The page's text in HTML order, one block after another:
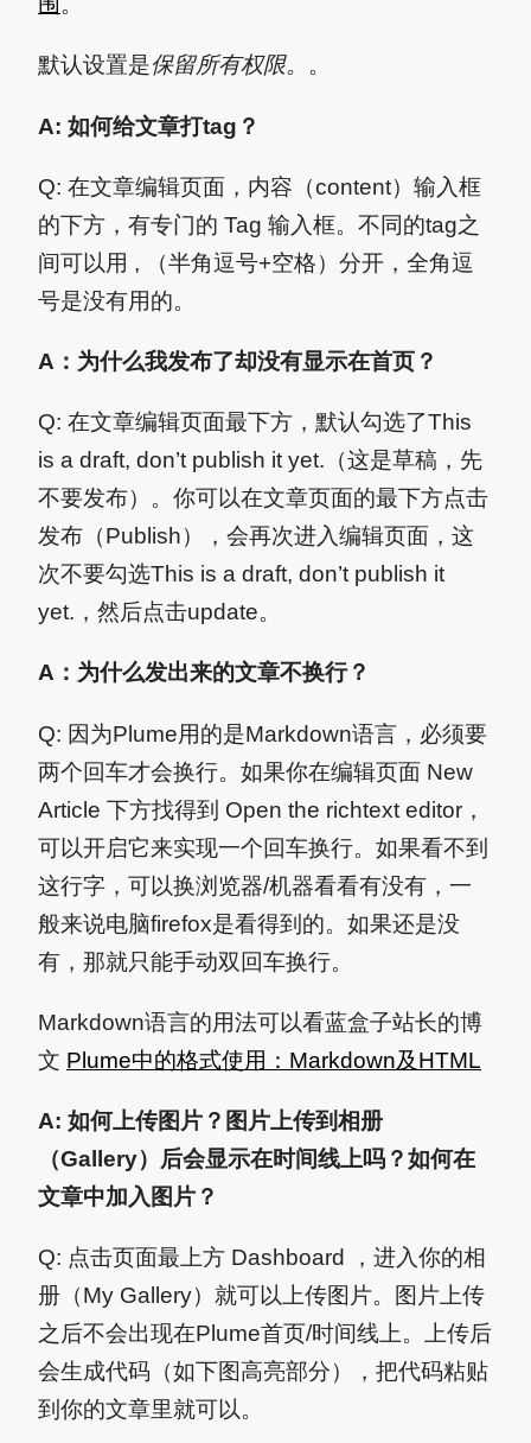
默认设置是保留所有权限。 。
A: 如何给文章打tag？
Q: 在文章编辑页面，内容（content）输入框
的下方，有专门的 Tag 输入框。不同的tag之
间可以用 , （半角逗号+空格）分开，全角逗
号是没有用的。
A：为什么我发布了却没有显示在首页？
Q: 在文章编辑页面最下方，默认勾选了This
is a draft, don’t publish it yet.（这是草稿，先
不要发布）。你可以在文章页面的最下方点击
发布（Publish），会再次进入编辑页面，这
次不要勾选This is a draft, don’t publish it
yet.，然后点击update。
A：为什么发出来的文章不换行？
Q: 因为Plume用的是Markdown语言，必须要
两个回车才会换行。如果你在编辑页面 New
Article 下方找得到 Open the richtext editor，
可以开启它来实现一个回车换行。如果看不到
这行字，可以换浏览器/机器看看有没有，一
般来说电脑firefox是看得到的。如果还是没
有，那就只能手动双回车换行。
Markdown语言的用法可以看蓝盒子站长的博
文 Plume中的格式使用：Markdown及HTML
A: 如何上传图片？图片上传到相册
（Gallery）后会显示在时间线上吗？如何在
文章中加入图片？
Q: 点击页面最上方 Dashboard ，进入你的相
册（My Gallery）就可以上传图片。图片上传
之后不会出现在Plume首页/时间线上。上传后
会生成代码（如下图高亮部分），把代码粘贴
到你的文章里就可以。